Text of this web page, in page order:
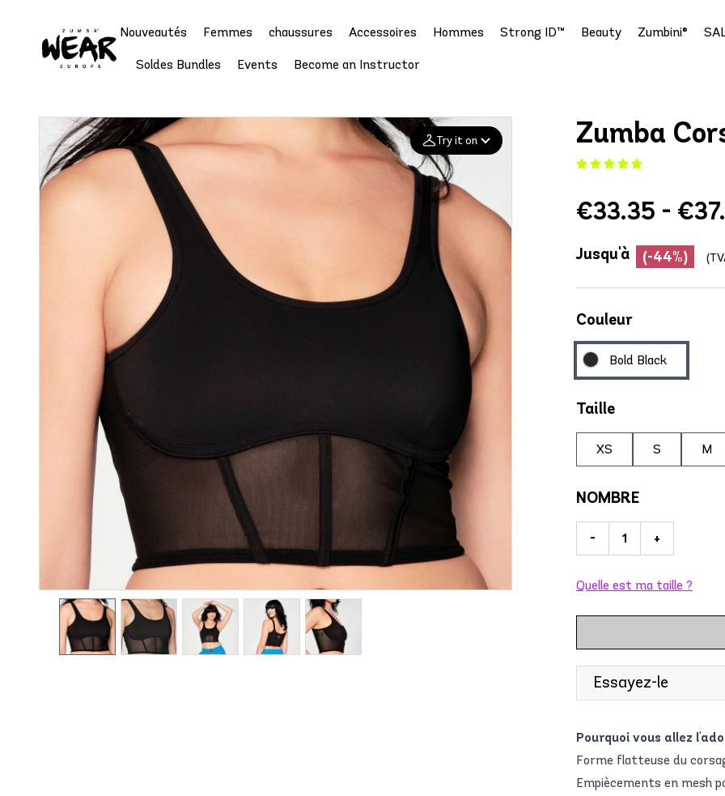
Nouveautés Femmes chaussures Accessoires Hommes Strong ID™ Beauty Zumbini®
Soldes Bundles Events Become an Instructor
Try it on
Add your
photo
Deleted after 24 hours
Zumba
€33.35 -
Jusqu'à (-44%)
Couleur
Bold Black
Taille
XS S M
NOMBRE
- +
Quelle est ma taille ?
Essayez-le
Pourquoi vous allez
Forme flatteuse du
Empiècements en mesh